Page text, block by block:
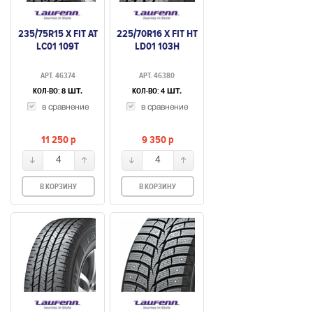
235/75R15 X FIT AT
LC01 109T
АРТ. 46374
КОЛ-ВО: 8 ШТ.
в сравнение
11 250p
4
В КОРЗИНУ
225/70R16 X FIT HT
LD01 103H
АРТ. 46380
КОЛ-ВО: 4 ШТ.
в сравнение
9 350p
4
В КОРЗИНУ